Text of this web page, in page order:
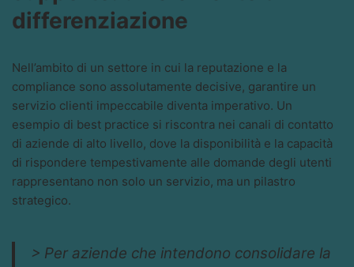
differenziazione
Nell’ambito di un settore in cui la reputazione e la
compliance sono assolutamente decisive, garantire un
servizio clienti impeccabile diventa imperativo. Un
esempio di best practice si riscontra nei canali di contatto
di aziende di alto livello, dove la disponibilità e la capacità
di rispondere tempestivamente alle domande degli utenti
rappresentano non solo un servizio, ma un pilastro
strategico.
> Per aziende che intendono consolidare la